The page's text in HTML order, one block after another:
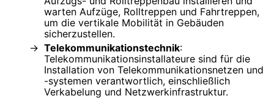
warten Aufzüge, Rolltreppen und Fahrtreppen,
um die vertikale Mobilität in Gebäuden
sicherzustellen.
Telekommunikationstechnik:
Telekommunikationsinstallateure sind für die
Installation von Telekommunikationsnetzen und
-systemen verantwortlich, einschließlich
Verkabelung und Netzwerkinfrastruktur.